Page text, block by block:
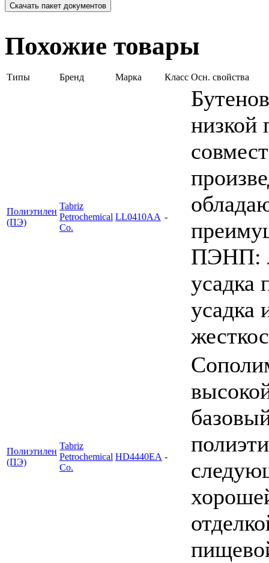
Скачать пакет документов
Похожие товары
Типы Бренд Марка Класс Осн. свойства
Полиэтилен
(ПЭ)
Tabriz
Petrochemical
Co.
LL0410AA -
низкой
ПЭНП:
усадка
усадка
Полиэтилен
(ПЭ)
Tabriz
Petrochemical
Co.
HD4440EA -